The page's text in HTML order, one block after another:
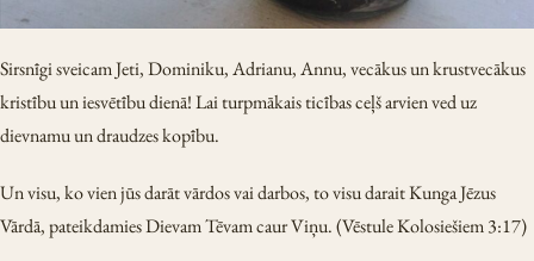
Sirsnīgi sveicam Jeti, Dominiku, Adrianu, Annu, vecākus un krustvecākus
kristību un iesvētību dienā! Lai turpmākais ticības ceļš arvien ved uz
dievnamu un draudzes kopību.
Un visu, ko vien jūs darāt vārdos vai darbos, to visu darait Kunga Jēzus
Vārdā, pateikdamies Dievam Tēvam caur Viņu. (Vēstule Kolosiešiem 3:17)